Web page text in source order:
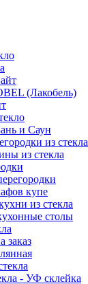
(Лакобель)
и Саун
из стекла
из стекла
купе
из стекла
столы
заказ
- УФ склейка